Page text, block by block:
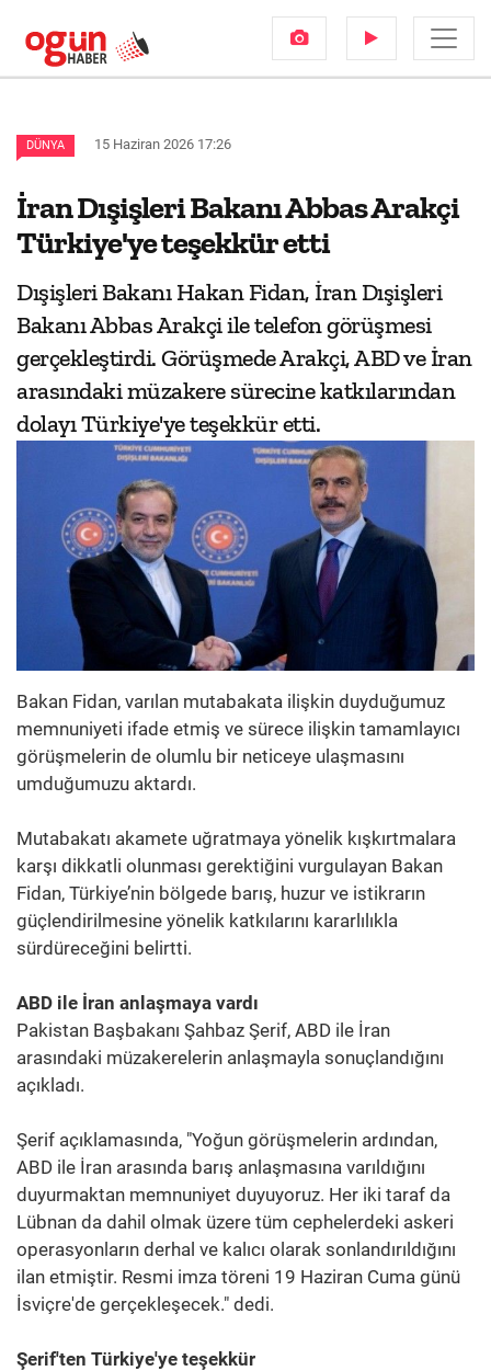
DÜNYA 15 Haziran 2026 17:26
İran Dışişleri Bakanı Abbas Arakçi
Türkiye'ye teşekkür etti
Dışişleri Bakanı Hakan Fidan, İran Dışişleri
Bakanı Abbas Arakçi ile telefon görüşmesi
gerçekleştirdi. Görüşmede Arakçi, ABD ve İran
arasındaki müzakere sürecine katkılarından
dolayı Türkiye'ye teşekkür etti.
Bakan Fidan, varılan mutabakata ilişkin duyduğumuz
memnuniyeti ifade etmiş ve sürece ilişkin tamamlayıcı
görüşmelerin de olumlu bir neticeye ulaşmasını
umduğumuzu aktardı.
Mutabakatı akamete uğratmaya yönelik kışkırtmalara
karşı dikkatli olunması gerektiğini vurgulayan Bakan
Fidan, Türkiye’nin bölgede barış, huzur ve istikrarın
güçlendirilmesine yönelik katkılarını kararlılıkla
sürdüreceğini belirtti.
ABD ile İran anlaşmaya vardı
Pakistan Başbakanı Şahbaz Şerif, ABD ile İran
arasındaki müzakerelerin anlaşmayla sonuçlandığını
açıkladı.
Şerif açıklamasında, "Yoğun görüşmelerin ardından,
ABD ile İran arasında barış anlaşmasına varıldığını
duyurmaktan memnuniyet duyuyoruz. Her iki taraf da
Lübnan da dahil olmak üzere tüm cephelerdeki askeri
operasyonların derhal ve kalıcı olarak sonlandırıldığını
ilan etmiştir. Resmi imza töreni 19 Haziran Cuma günü
İsviçre'de gerçekleşecek." dedi.
Şerif'ten Türkiye'ye teşekkür